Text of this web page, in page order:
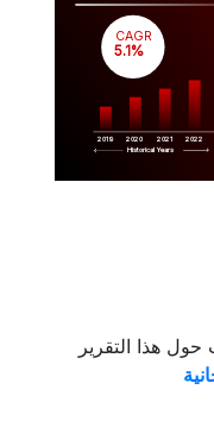
2019 2020 2021 2022
CAGR
5.1%
Historical Years
هذا التقرير